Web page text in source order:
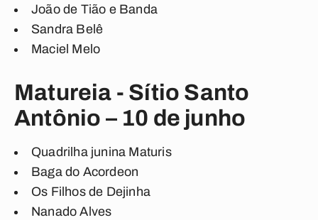
João de Tião e Banda
Sandra Belê
Maciel Melo
Matureia - Sítio Santo
Antônio – 10 de junho
Quadrilha junina Maturis
Baga do Acordeon
Os Filhos de Dejinha
Nanado Alves